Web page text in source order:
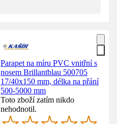
Parapet na míru PVC vnitřní s
nosem Brillantblau 500705
17/40x150 mm, délka na přání
500-5000 mm
Toto zboží zatím nikdo
nehodnotil.